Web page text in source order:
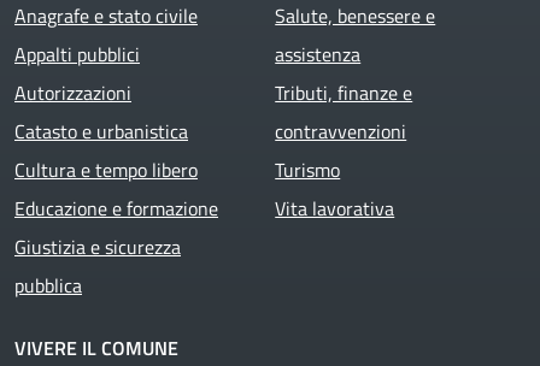
Anagrafe e stato civile
Appalti pubblici
Autorizzazioni
Catasto e urbanistica
Cultura e tempo libero
Educazione e formazione
Giustizia e sicurezza
pubblica
Salute, benessere e
assistenza
Tributi, finanze e
contravvenzioni
Turismo
Vita lavorativa
VIVERE IL COMUNE